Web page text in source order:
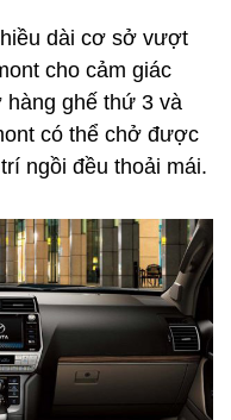
dài cơ sở vượt
cho cảm giác
hàng ghế thứ 3 và
có thể chở được
ngồi đều thoải mái.